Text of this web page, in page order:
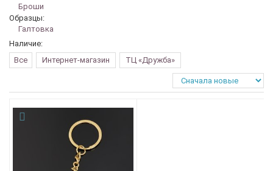
Броши
Образцы:
Галтовка
Наличие:
Все
Интернет-магазин ТЦ «Дружба»